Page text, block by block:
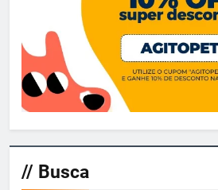
// Busca